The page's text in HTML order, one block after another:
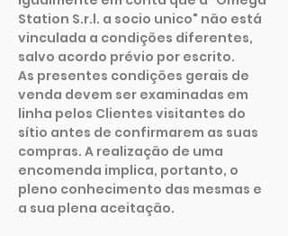
Station S.r.l. a socio unico" não está
vinculada a condições diferentes,
salvo acordo prévio por escrito.
As presentes condições gerais de
venda devem ser examinadas em
linha pelos Clientes visitantes do
sítio antes de confirmarem as suas
compras. A realização de uma
encomenda implica, portanto, o
pleno conhecimento das mesmas e
a sua plena aceitação.